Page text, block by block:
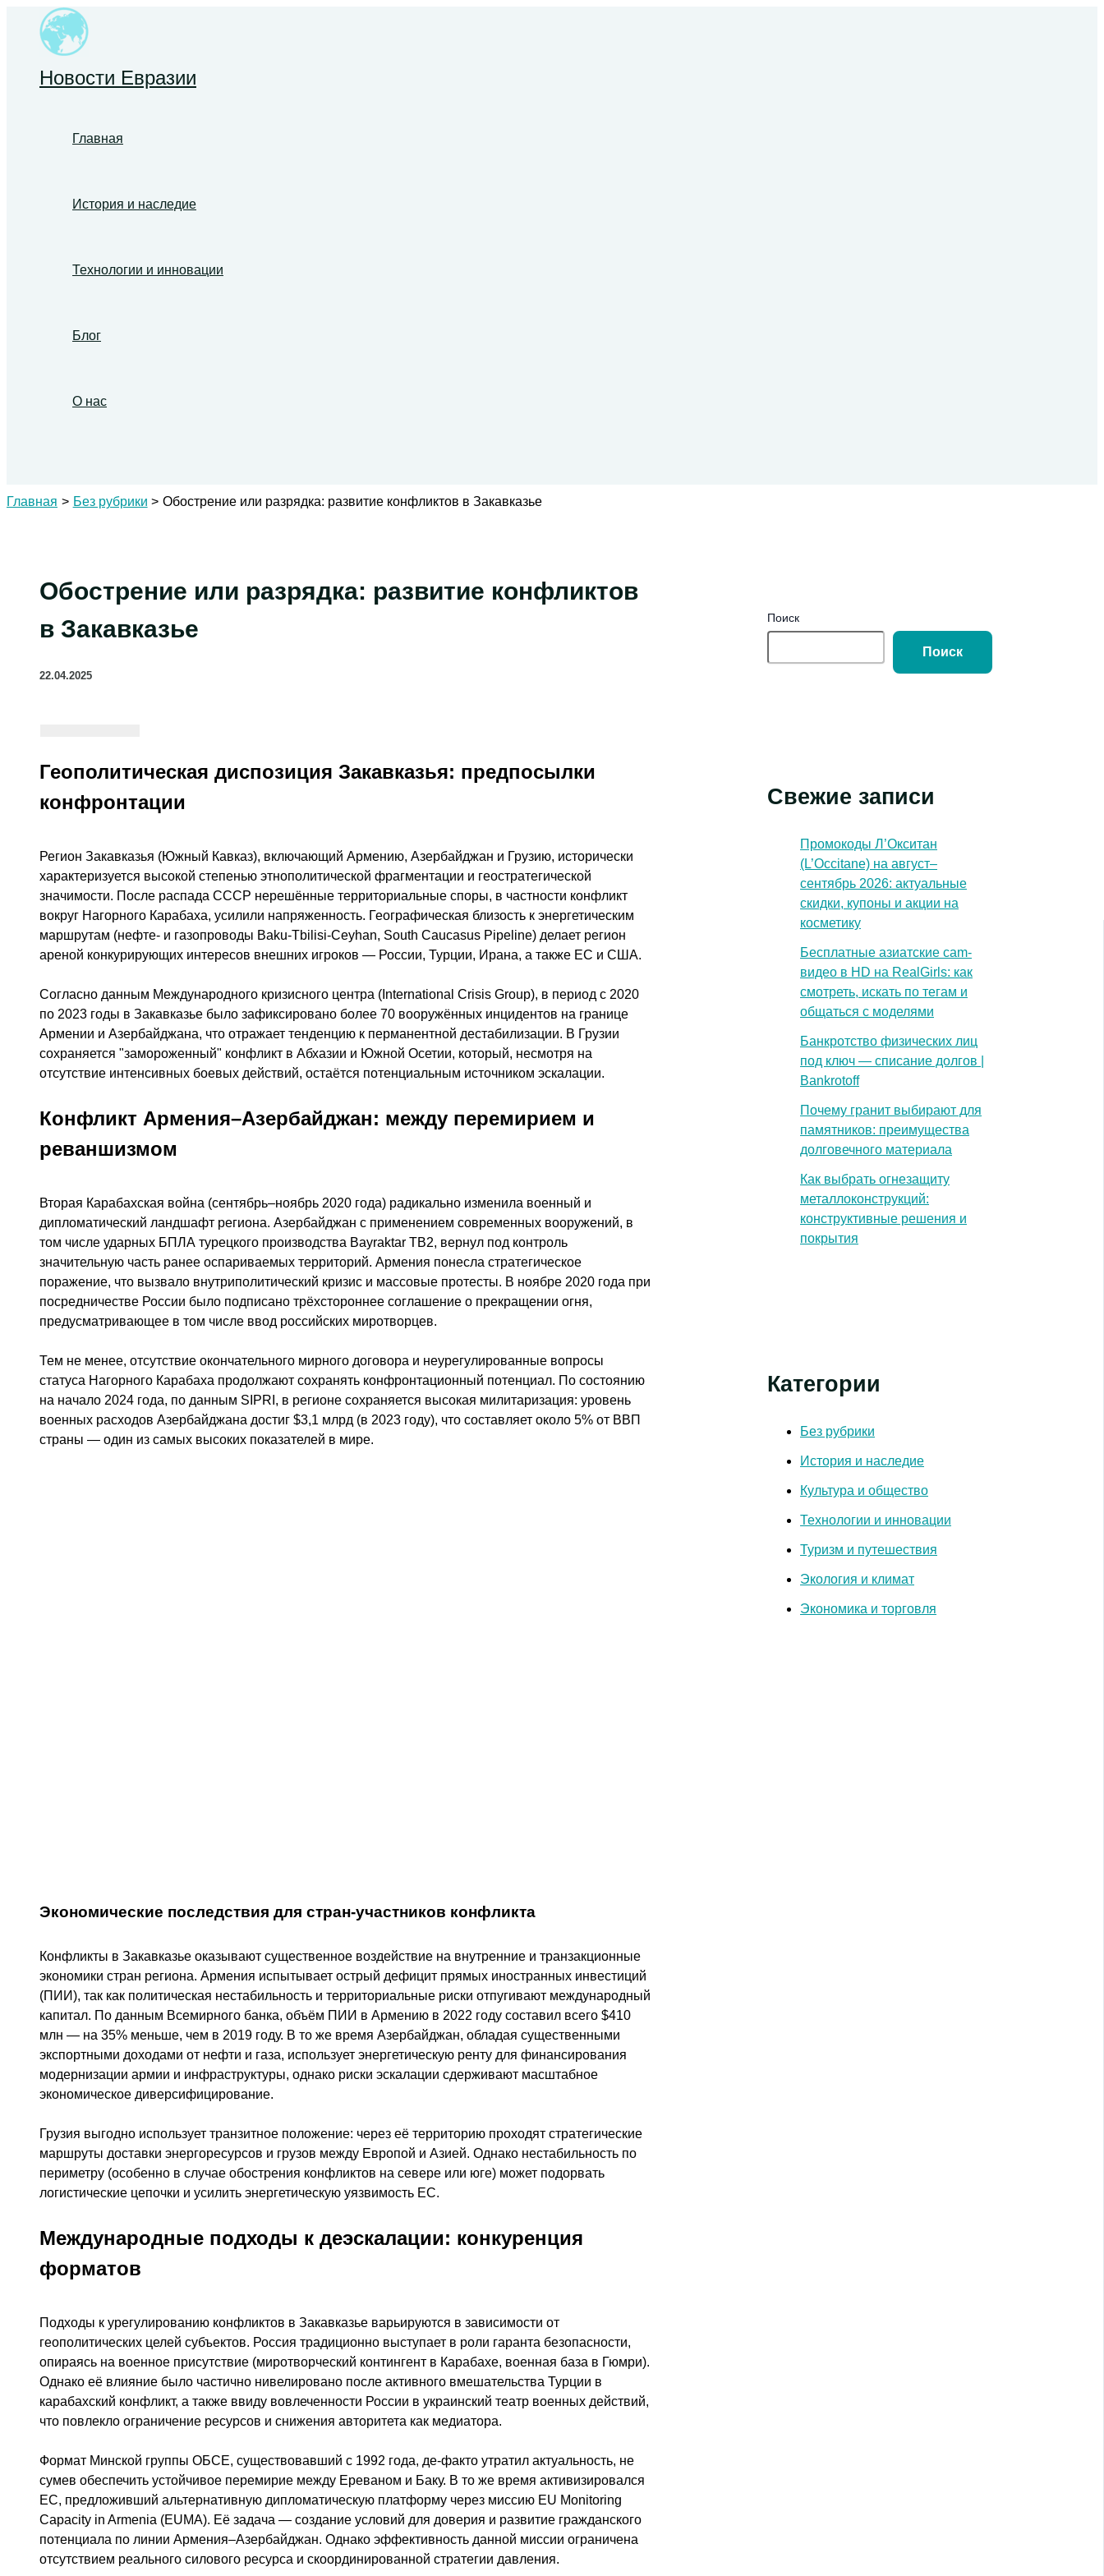
Перейти
содержимому
Новости Евразии
Главная
История и наследие
Технологии и инновации
Блог
О нас
Главная Без рубрики Обострение или разрядка: развитие конфликтов в Закавказье
Обострение или разрядка: развитие конфликтов
в Закавказье
22.04.2025
Геополитическая диспозиция Закавказья: предпосылки
конфронтации
Регион Закавказья (Южный Кавказ), включающий Армению, Азербайджан и Грузию, исторически
характеризуется высокой степенью этнополитической фрагментации и геостратегической
значимости. После распада СССР нерешённые территориальные споры, в частности конфликт
вокруг Нагорного Карабаха, усилили напряженность. Географическая близость к энергетическим
маршрутам (нефте- и газопроводы Baku-Tbilisi-Ceyhan, South Caucasus Pipeline) делает регион
ареной конкурирующих интересов внешних игроков — России, Турции, Ирана, а также ЕС и США.
Согласно данным Международного кризисного центра (International Crisis Group), в период с 2020
по 2023 годы в Закавказье было зафиксировано более 70 вооружённых инцидентов на границе
Армении и Азербайджана, что отражает тенденцию к перманентной дестабилизации. В Грузии
сохраняется "замороженный" конфликт в Абхазии и Южной Осетии, который, несмотря на
отсутствие интенсивных боевых действий, остаётся потенциальным источником эскалации.
Конфликт Армения–Азербайджан: между перемирием и
реваншизмом
Вторая Карабахская война (сентябрь–ноябрь 2020 года) радикально изменила военный и
дипломатический ландшафт региона. Азербайджан с применением современных вооружений, в
том числе ударных БПЛА турецкого производства Bayraktar TB2, вернул под контроль
значительную часть ранее оспариваемых территорий. Армения понесла стратегическое
поражение, что вызвало внутриполитический кризис и массовые протесты. В ноябре 2020 года при
посредничестве России было подписано трёхстороннее соглашение о прекращении огня,
предусматривающее в том числе ввод российских миротворцев.
Тем не менее, отсутствие окончательного мирного договора и неурегулированные вопросы
статуса Нагорного Карабаха продолжают сохранять конфронтационный потенциал. По состоянию
на начало 2024 года, по данным SIPRI, в регионе сохраняется высокая милитаризация: уровень
военных расходов Азербайджана достиг $3,1 млрд (в 2023 году), что составляет около 5% от ВВП
страны — один из самых высоких показателей в мире.
Экономические последствия для стран-участников конфликта
Конфликты в Закавказье оказывают существенное воздействие на внутренние и транзакционные
экономики стран региона. Армения испытывает острый дефицит прямых иностранных инвестиций
(ПИИ), так как политическая нестабильность и территориальные риски отпугивают международный
капитал. По данным Всемирного банка, объём ПИИ в Армению в 2022 году составил всего $410
млн — на 35% меньше, чем в 2019 году. В то же время Азербайджан, обладая существенными
экспортными доходами от нефти и газа, использует энергетическую ренту для финансирования
модернизации армии и инфраструктуры, однако риски эскалации сдерживают масштабное
экономическое диверсифицирование.
Грузия выгодно использует транзитное положение: через её территорию проходят стратегические
маршруты доставки энергоресурсов и грузов между Европой и Азией. Однако нестабильность по
периметру (особенно в случае обострения конфликтов на севере или юге) может подорвать
логистические цепочки и усилить энергетическую уязвимость ЕС.
Международные подходы к деэскалации: конкуренция
форматов
Подходы к урегулированию конфликтов в Закавказье варьируются в зависимости от
геополитических целей субъектов. Россия традиционно выступает в роли гаранта безопасности,
опираясь на военное присутствие (миротворческий контингент в Карабахе, военная база в Гюмри).
Однако её влияние было частично нивелировано после активного вмешательства Турции в
карабахский конфликт, а также ввиду вовлеченности России в украинский театр военных действий,
что повлекло ограничение ресурсов и снижения авторитета как медиатора.
Формат Минской группы ОБСЕ, существовавший с 1992 года, де-факто утратил актуальность, не
сумев обеспечить устойчивое перемирие между Ереваном и Баку. В то же время активизировался
ЕС, предложивший альтернативную дипломатическую платформу через миссию EU Monitoring
Capacity in Armenia (EUMA). Её задача — создание условий для доверия и развитие гражданского
потенциала по линии Армения–Азербайджан. Однако эффективность данной миссии ограничена
отсутствием реального силового ресурса и скоординированной стратегии давления.
Поиск
Поиск
Свежие записи
Промокоды Л’Окситан
(L’Occitane) на август–
сентябрь 2026: актуальные
скидки, купоны и акции на
косметику
Бесплатные азиатские cam-
видео в HD на RealGirls: как
смотреть, искать по тегам и
общаться с моделями
Банкротство физических лиц
под ключ — списание долгов |
Bankrotoff
Почему гранит выбирают для
памятников: преимущества
долговечного материала
Как выбрать огнезащиту
металлоконструкций:
конструктивные решения и
покрытия
Категории
Без рубрики
История и наследие
Культура и общество
Технологии и инновации
Туризм и путешествия
Экология и климат
Экономика и торговля